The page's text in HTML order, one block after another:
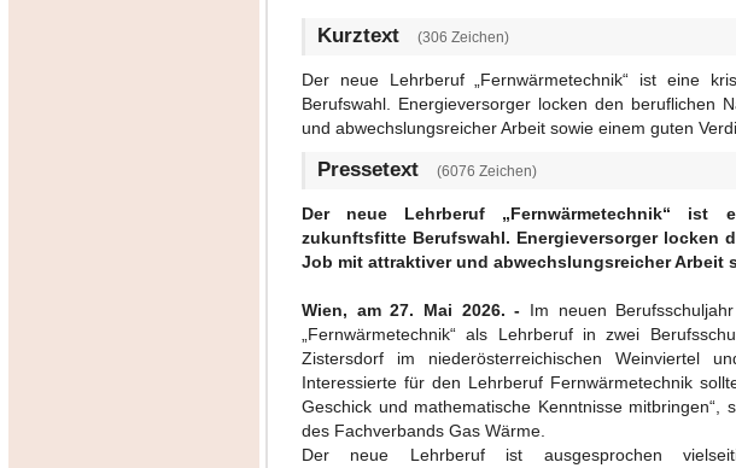
Kurztext (306 Zeichen)
Der neue Lehrberuf „Fernwärmetechnik“ ist eine
Berufswahl. Energieversorger locken den beruflichen
und abwechslungsreicher Arbeit sowie einem guten
Pressetext (6076 Zeichen)
Der neue Lehrberuf „Fernwärmetechnik“ ist
zukunftsfitte Berufswahl. Energieversorger locken
Job mit attraktiver und abwechslungsreicher Arbeit
Wien, am 27. Mai 2026. - Im neuen
„Fernwärmetechnik“ als Lehrberuf in zwei
Zistersdorf im niederösterreichischen Weinviertel
Interessierte für den Lehrberuf Fernwärmetechnik
Geschick und mathematische Kenntnisse
des Fachverbands Gas Wärme.
Der neue Lehrberuf ist ausgesprochen